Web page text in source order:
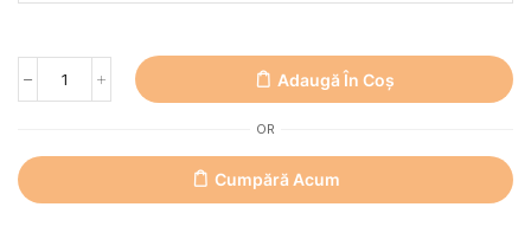
Adaugă În Coș
OR
Cumpără Acum